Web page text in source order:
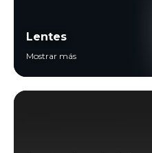
Lentes
Mostrar más